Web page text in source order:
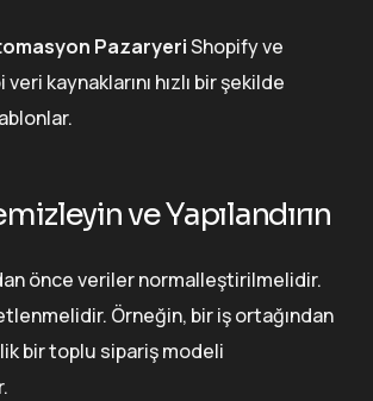
PazaryeriShopify ve
kaynaklarını hızlı bir şekilde
ve Yapılandırın
önce veriler normalleştirilmelidir.
Örneğin, bir iş ortağından
bir toplu sipariş modeli